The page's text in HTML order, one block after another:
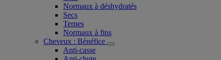
Normaux à déshydratés
Secs
Ternes
Normaux à fins
Cheveux : Bénéfice
Anti-casse